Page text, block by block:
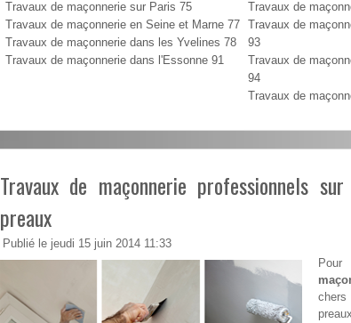
Travaux de maçonnerie sur Paris 75
Travaux de maçonnerie en Seine et Marne 77
Travaux de maçonnerie dans les Yvelines 78
Travaux de maçonnerie dans l'Essonne 91
Travaux de
Travaux de
93
Travaux de
94
Travaux de
Travaux de maçonnerie professionnels
preaux
Publié le jeudi 15 juin 2014 11:33